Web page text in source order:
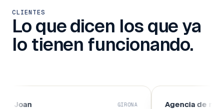
CLIENTES
Lo que dicen los que ya
lo tienen funcionando.
Agencia de marketing